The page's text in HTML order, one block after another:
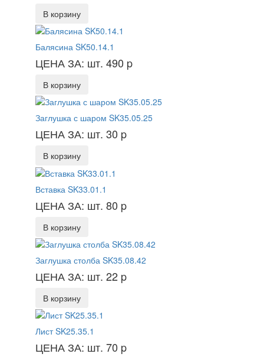
В корзину
Балясина SK50.14.1
ЦЕНА ЗА: шт. 490 p
В корзину
Заглушка с шаром SK35.05.25
ЦЕНА ЗА: шт. 30 p
В корзину
Вставка SK33.01.1
ЦЕНА ЗА: шт. 80 p
В корзину
Заглушка столба SK35.08.42
ЦЕНА ЗА: шт. 22 p
В корзину
Лист SK25.35.1
ЦЕНА ЗА: шт. 70 p